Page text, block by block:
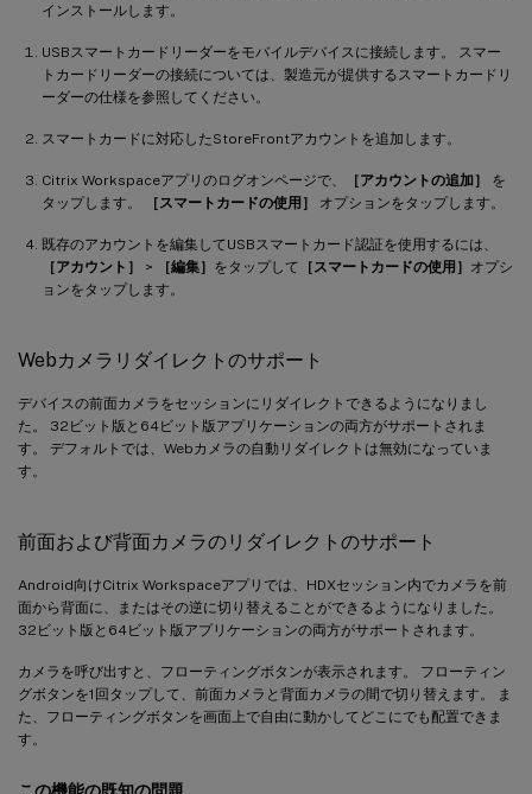
インストールします。
USBスマートカードリーダーをモバイルデバイスに接続します。 スマー
トカードリーダーの接続については、製造元が提供するスマートカードリ
ーダーの仕様を参照してください。
スマートカードに対応したStoreFrontアカウントを追加します。
Citrix Workspaceアプリのログオンページで、 ［アカウントの追加］
を
タップします。
［スマートカードの使用］ オプションをタップします。
既存のアカウントを編集してUSBスマートカード認証を使用するには、
［アカウント］
> ［編集］ をタップして ［スマートカードの使用］ オプシ
ョンをタップします。
Webカメラリダイレクトのサポート
デバイスの前面カメラをセッションにリダイレクトできるようになりまし
た。 32ビット版と64ビット版アプリケーションの両方がサポートされま
す。 デフォルトでは、Webカメラの自動リダイレクトは無効になっていま
す。
前面および背面カメラのリダイレクトのサポート
Android向けCitrix Workspaceアプリでは、HDXセッション内でカメラを前
面から背面に、またはその逆に切り替えることができるようになりました。
32ビット版と64ビット版アプリケーションの両方がサポートされます。
カメラを呼び出すと、フローティングボタンが表示されます。 フローティン
グボタンを1回タップして、前面カメラと背面カメラの間で切り替えます。 ま
た、フローティングボタンを画面上で自由に動かしてどこにでも配置できま
す。
この機能の既知の問題